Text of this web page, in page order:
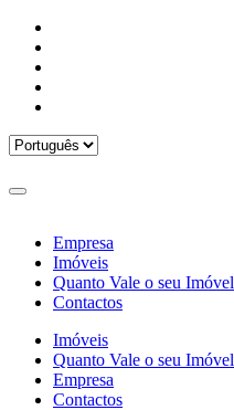
Empresa
Imóveis
Quanto Vale o seu Imóvel
Contactos
Imóveis
Quanto Vale o seu Imóvel
Empresa
Contactos